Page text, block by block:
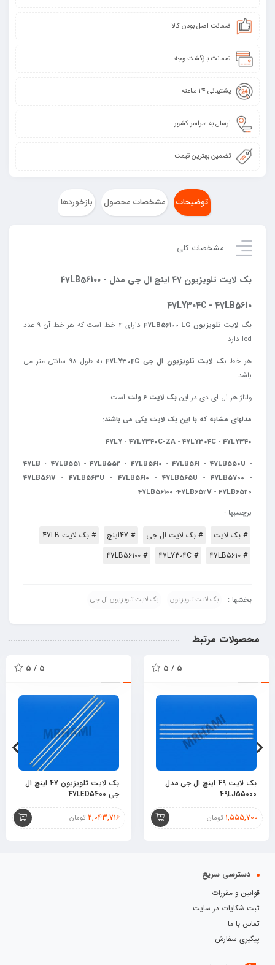
ضمانت اصل بودن کالا
ضمانت بازگشت وجه
پشتیبانی 24 ساعته
ارسال به سراسر کشور
تضمین بهترین قیمت
توضیحات مشخصات محصول بازخوردها
مشخصات کلی
بک لایت تلویزیون 47 اینچ ال جی مدل 47LB56100 -
47LY304C - 47LB5610
بک لایت تلویزیون 47LB56100 LG
دارای 4 خط است که هر خط آن 9 عدد
led دارد
هر خط بک لایت تلویزیون ال جی 47LY304C
به طول 98 سانتی متر می
باشد
ولتاژ هر ال ای دی در اینبک لایت 6 ولت
است
مدلهای مشابه که با این بک لایت یکی می باشند:
47LY : 47LY340C-ZA- 47LY304C - 47LY340
47LB : 47LB551 -47LB552- 47LB5610 -47LB561- 47LB550U -
47LB561V-47LB563U- 47LB5610 - 47LB565U - 47LB5700 -
47LB56100 -47LB652V - 47LB6520
برچسبها :
# بک لایت # بک لایت ال جی # 47اینچ
# بک لایت 47LB
# 47LB5610
# 47LY304C
# 47LB56100
بخشها : بک لایت تلویزیون بک لایت تلویزیون ال جی
محصولات مرتبط
5 / 5
بک لایت 49 اینچ ال جی مدل
49LJ55000
1,555,700 تومان
5 / 5
بک لایت تلویزیون 47 اینچ ال
جی 47LED5400
2,043,716 تومان
دسترسی سریع
قوانین و مقررات
ثبت شکایات در سایت
تماس با ما
پیگیری سفارش